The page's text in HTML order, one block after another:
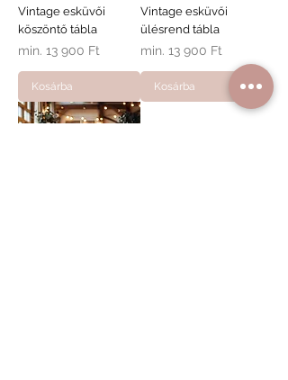
Vintage esküvői
köszöntő tábla
min. 13 900 Ft
Akciós ár
Kosárba
Vintage esküvői
ülésrend tábla
min. 13 900 Ft
Akciós ár
Kosárba